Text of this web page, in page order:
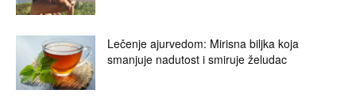
Lečenje ajurvedom: Mirisna biljka koja
smanjuje nadutost i smiruje želudac